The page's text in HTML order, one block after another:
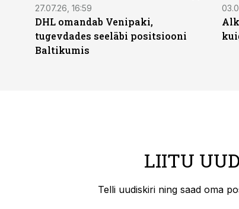
27.07.26, 16:59
DHL omandab Venipaki,
tugevdades seeläbi positsiooni
Baltikumis
LIITU
Telli uudiskiri ning saad oma